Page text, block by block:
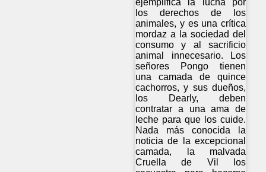
los derechos de los
animales, y es una crítica
mordaz a la sociedad del
consumo y al sacrificio
animal innecesario. Los
señores Pongo tienen
una camada de quince
cachorros, y sus dueños,
los Dearly, deben
contratar a una ama de
leche para que los cuide.
Nada más conocida la
noticia de la excepcional
camada, la malvada
Cruella de Vil los